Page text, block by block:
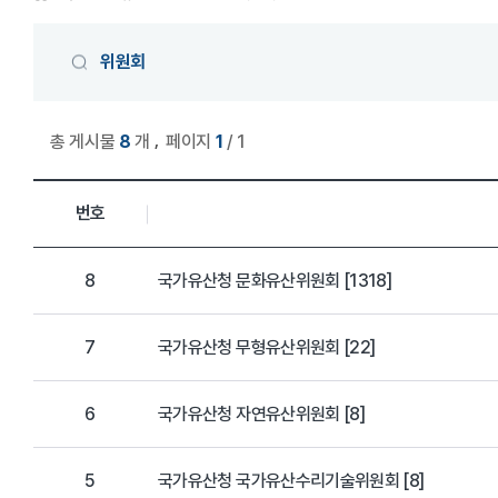
위원회
총 게시물 8 개 페이지 1 / 1
위원회 목록
번호
8 국가유산청 문화유산위원회 [1318]
7 국가유산청 무형유산위원회 [22]
6 국가유산청 자연유산위원회 [8]
5 국가유산청 국가유산수리기술위원회 [8]